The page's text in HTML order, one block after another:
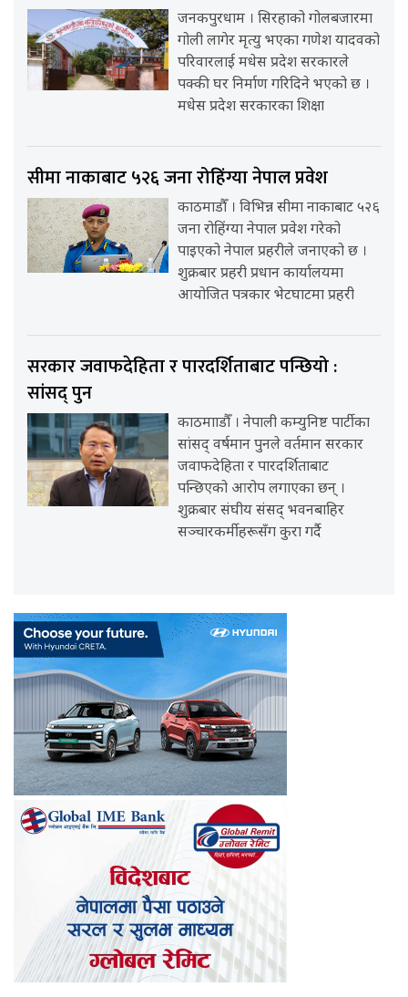
जनकपुरधाम । सिरहाको गोलबजारमा
गोली लागेर मृत्यु भएका गणेश यादवको
परिवारलाई मधेस प्रदेश सरकारले
पक्की घर निर्माण गरिदिने भएको छ ।
मधेस प्रदेश सरकारका शिक्षा
सीमा नाकाबाट ५२६ जना रोहिंग्या नेपाल प्रवेश
काठमाडौँ । विभिन्न सीमा नाकाबाट ५२६
जना रोहिंग्या नेपाल प्रवेश गरेको
पाइएको नेपाल प्रहरीले जनाएको छ ।
शुक्रबार प्रहरी प्रधान कार्यालयमा
आयोजित पत्रकार भेटघाटमा प्रहरी
सरकार जवाफदेहिता र पारदर्शिताबाट पन्छियो :
सांसद् पुन
काठमााडौँ । नेपाली कम्युनिष्ट पार्टीका
सांसद् वर्षमान पुनले वर्तमान सरकार
जवाफदेहिता र पारदर्शिताबाट
पन्छिएको आरोप लगाएका छन् ।
शुक्रबार संघीय संसद् भवनबाहिर
सञ्चारकर्मीहरूसँग कुरा गर्दै